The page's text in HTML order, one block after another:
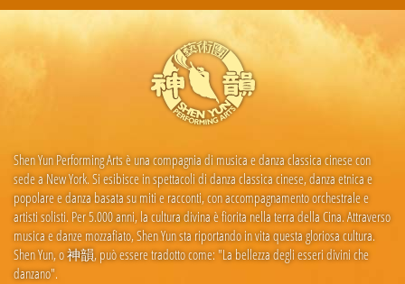
Shen Yun Performing Arts è una compagnia di musica e danza classica cinese con
sede a New York. Si esibisce in spettacoli di danza classica cinese, danza etnica e
popolare e danza basata su miti e racconti, con accompagnamento orchestrale e
artisti solisti. Per 5.000 anni, la cultura divina è fiorita nella terra della Cina. Attraverso
musica e danze mozzafiato, Shen Yun sta riportando in vita questa gloriosa cultura.
Shen Yun, o 神韻, può essere tradotto come: "La bellezza degli esseri divini che
danzano".